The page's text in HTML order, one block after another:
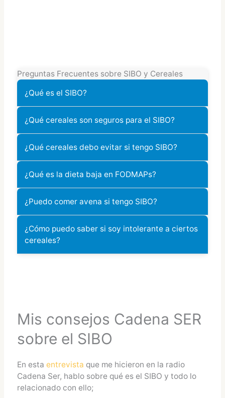
Preguntas Frecuentes sobre SIBO y Cereales
¿Qué es el SIBO?
¿Qué cereales son seguros para el SIBO?
¿Qué cereales debo evitar si tengo SIBO?
¿Qué es la dieta baja en FODMAPs?
¿Puedo comer avena si tengo SIBO?
¿Cómo puedo saber si soy intolerante a ciertos
cereales?
Mis consejos Cadena SER
sobre el SIBO
En esta entrevista que me hicieron en la radio
Cadena Ser, hablo sobre qué es el SIBO y todo lo
relacionado con ello;